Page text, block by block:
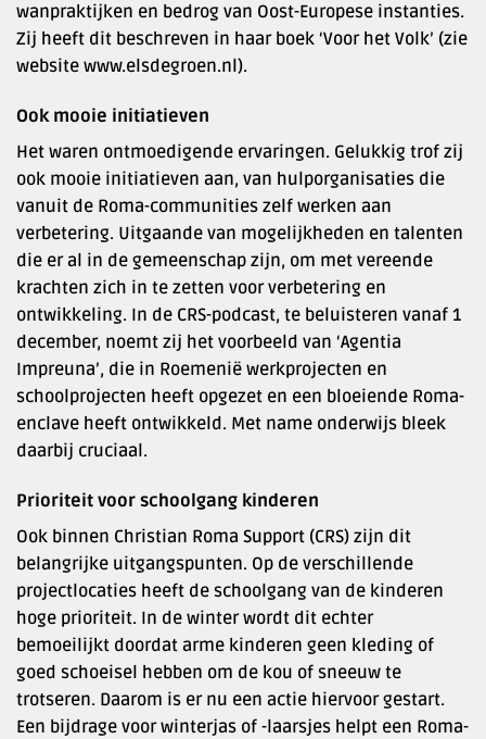
wanpraktijken en bedrog van Oost-Europese instanties.
Zij heeft dit beschreven in haar boek ‘Voor het Volk’ (zie
website www.elsdegroen.nl).
Ook mooie initiatieven
Het waren ontmoedigende ervaringen. Gelukkig trof zij
ook mooie initiatieven aan, van hulporganisaties die
vanuit de Roma-communities zelf werken aan
verbetering. Uitgaande van mogelijkheden en talenten
die er al in de gemeenschap zijn, om met vereende
krachten zich in te zetten voor verbetering en
ontwikkeling. In de CRS-podcast, te beluisteren vanaf 1
december, noemt zij het voorbeeld van ‘Agentia
Impreuna’, die in Roemenië werkprojecten en
schoolprojecten heeft opgezet en een bloeiende Roma-
enclave heeft ontwikkeld. Met name onderwijs bleek
daarbij cruciaal.
Prioriteit voor schoolgang kinderen
Ook binnen Christian Roma Support (CRS) zijn dit
belangrijke uitgangspunten. Op de verschillende
projectlocaties heeft de schoolgang van de kinderen
hoge prioriteit. In de winter wordt dit echter
bemoeilijkt doordat arme kinderen geen kleding of
goed schoeisel hebben om de kou of sneeuw te
trotseren. Daarom is er nu een actie hiervoor gestart.
Een bijdrage voor winterjas of -laarsjes helpt een Roma-